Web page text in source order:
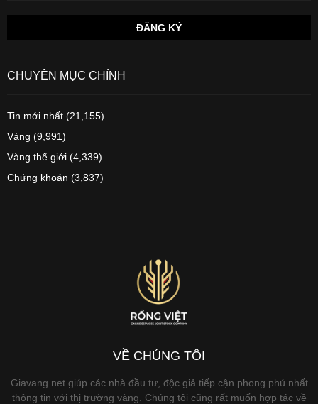
CHUYÊN MỤC CHÍNH
Tin mới nhất (21,155)
Vàng (9,991)
Vàng thế giới (4,339)
Chứng khoán (3,837)
VỀ CHÚNG TÔI
Giavang.net giúp các nhà đầu tư, độc giả tiếp cận phong phú nhất
thông tin với thị trường vàng. Chúng tôi cũng rất muốn hợp tác về